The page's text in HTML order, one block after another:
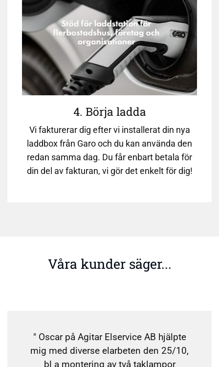
4. Börja ladda
Vi fakturerar dig efter vi installerat din nya
laddbox från Garo och du kan använda den
redan samma dag. Du får enbart betala för
din del av fakturan, vi gör det enkelt för dig!
Våra kunder säger...
" Oscar på Agitar Elservice AB hjälpte
mig med diverse elarbeten den 25/10,
bl a montering av två taklampor